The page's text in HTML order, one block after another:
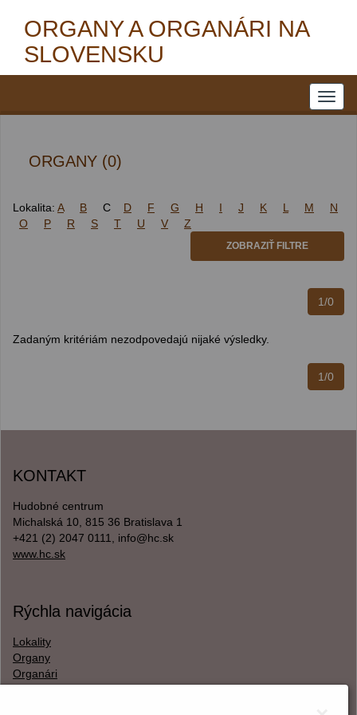
ORGANY A ORGANÁRI NA
SLOVENSKU
ORGANY (0)
Lokalita: A B C D F G H I J K L M
N
O
P R S T U V Z
ZOBRAZIŤ FILTRE
1/0
Zadaným kritériám nezodpovedajú nijaké výsledky.
1/0
KONTAKT
Hudobné centrum
Michalská 10, 815 36 Bratislava 1
+421 (2) 2047 0111, info@hc.sk
www.hc.sk
Rýchla navigácia
Lokality
Organy
Organári